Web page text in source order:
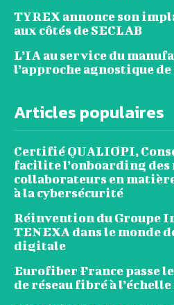
TYREX annonce son
aux côtés de SECLAB
L’IA au service du
l’approche agnostique
Articles populaires
Certifié QUALIOPI,
facilite l’onboarding des
collaborateurs en
à la cybersécurité
Réinvention du Groupe
TENEXA dans le monde
digitale
Eurofiber France passe
de réseau fibré à